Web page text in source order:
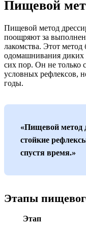
Пищевой
Пищевой метод
поощряют за
лакомства. Этот метод
одомашнивания диких
сих пор. Он не только
условных рефлексов,
годы.
«Пищевой метод
стойкие
спустя время.»
Этапы
Этап